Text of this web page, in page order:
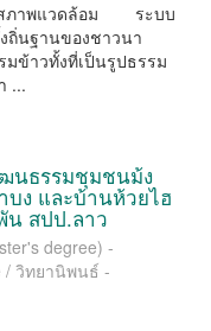
สภาพแวดล้อม ระบบ
ถิ่นฐานของชาวนา
มข้าวทั้งที่เป็นรูปธรรม
...
นธรรมชุมชนม้ง
ง และบ้านห้วยไฮ
น สปป.ลาว
degree) -
/ วิทยานิพนธ์ -